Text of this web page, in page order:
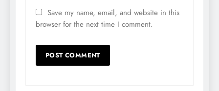
Save my name, email, and website in this
browser for the next time I comment.